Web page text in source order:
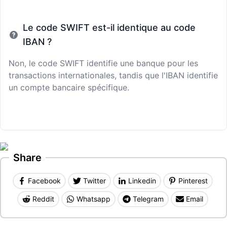
Le code SWIFT est-il identique au code
IBAN ?
Non, le code SWIFT identifie une banque pour les
transactions internationales, tandis que l'IBAN identifie
un compte bancaire spécifique.
Share
Facebook Twitter Linkedin Pinterest
Reddit Whatsapp Telegram Email